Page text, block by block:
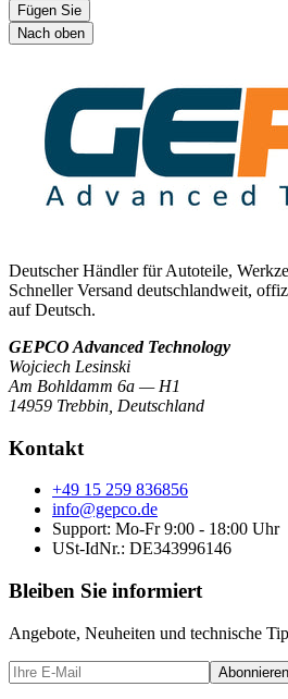
Fügen Sie
Nach oben
Deutscher Händler für Autoteile,
Schneller Versand deutschlandweit,
auf Deutsch.
GEPCO Advanced Technology
Wojciech Lesinski
Am Bohldamm 6a — H1
14959 Trebbin Deutschland
Kontakt
+49 15 259 836856
info@gepco.de
Support: Mo-Fr 9:00 - 18:00 Uhr
USt-IdNr.: DE343996146
Bleiben Sie informiert
Angebote, Neuheiten und technische
Abonnieren